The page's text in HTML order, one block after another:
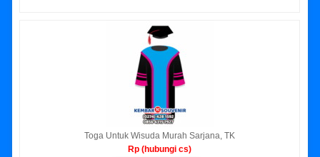
Toga Untuk Wisuda Murah Sarjana, TK
Rp (hubungi cs)